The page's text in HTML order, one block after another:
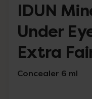
IDUN
Under
Extra
Concealer 6 ml